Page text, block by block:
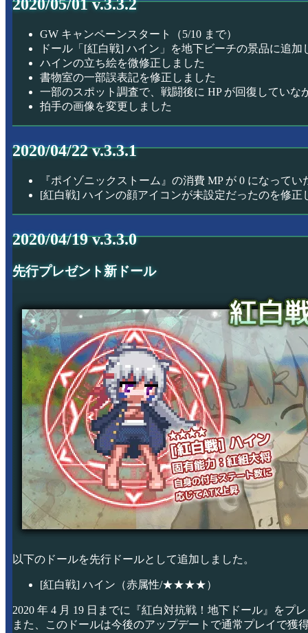
2020/05/01 v.3.3.2
GW キャンペーンスタート（5/10 まで）
ドール「[紅白戦] ハイン」を地下ビーチの景品に追加
ハインの立ち絵を微修正しました
書物室の一部誤表記を修正しました
一部のスポット調査で、戦闘後に HP が回復していな
拍手の画像を変更しました
2020/04/22 v.3.3.1
『ポイゾニックストーム』の消費 MP が 0 になって
[紅白戦] ハインの顔アイコンが未設定だったのを修正
2020/04/19 v.3.3.0
先行プレゼント新ドール
以下のドールを先行ドールとして追加しました。
[紅白戦] ハイン（赤属性/★★★★）
2020 年 4 月 19 日までに『紅白対抗戦！地下ドール』をプ
また、このドールは今後のアップデートで通常プレイで獲